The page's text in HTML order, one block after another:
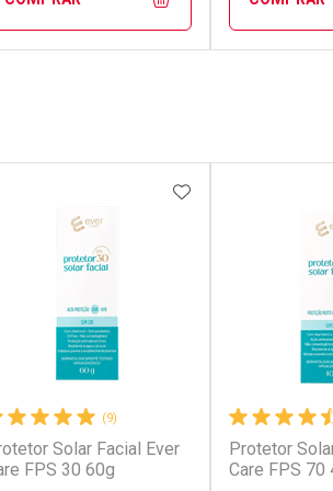
Ativar Desconto Ativar
AOS FAVORITOS
(9)
Solar Facial Ever
FPS 30 60g
ADICIONAR AOS
Protetor
Care FPS 70